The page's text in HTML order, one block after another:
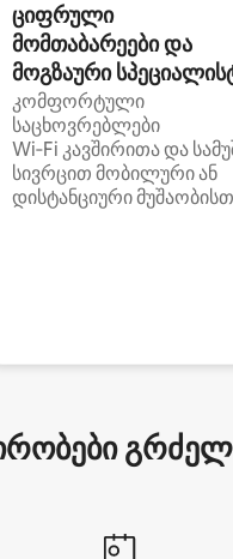
ციფრული
მომთაბარეები და
მოგზაური
კომფორტული
საცხოვრებლები
Wi‑Fi კავშირითა და
სივრცით მობილური ან
დისტანციური